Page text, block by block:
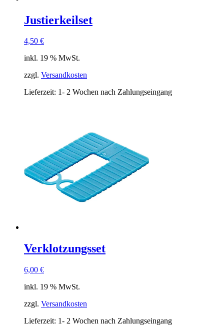
Justierkeilset
4,50 €
inkl. 19 % MwSt.
zzgl. Versandkosten
Lieferzeit: 1- 2 Wochen nach Zahlungseingang
Verklotzungsset
6,00 €
inkl. 19 % MwSt.
zzgl. Versandkosten
Lieferzeit: 1- 2 Wochen nach Zahlungseingang